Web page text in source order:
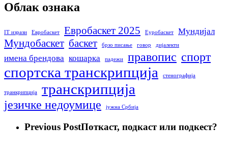
Облак ознака
IT изрази Евробаскет Евробаскет 2025 Еуробаскет Мундијал
Мундобаскет баскет брзо писање говор дијалекти
имена брендова кошарка падежи правопис спорт
спортска транскрипција стенографија
транкрипција транскрипција
језичке недоумице јужна Србија
Previous PostПоткаст, подкаст или подкест?